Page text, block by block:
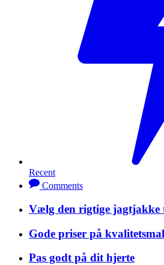
Recent
Comments
Vælg den rigtige jagtjakke
Gode priser på
Pas godt på dit hjerte